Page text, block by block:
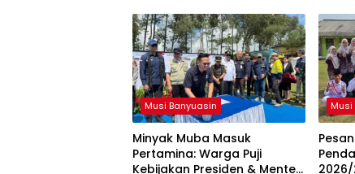
Musi Banyuasin
Minyak Muba Masuk
Pertamina: Warga Puji
Kebijakan Presiden & Menteri
Musi
2026/